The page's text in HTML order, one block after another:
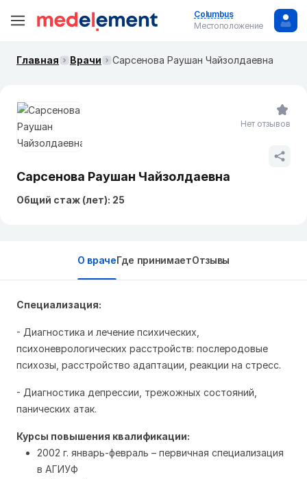
Columbus
Местоположение
Главная Врачи Сарсенова Раушан Чайзолдаевна
Сарсенова Раушан Чайзолдаевна
Общий стаж (лет): 25
Нет отзывов
О врачеГде принимаетОтзывы
Специализация:
- Диагностика и лечение психических,
психоневрологических расстройств: послеродовые
психозы, расстройство адаптации, реакции на стресс.
- Диагностика депрессии, трежожных состояний,
панических атак.
Курсы повышения квалификации:
2002 г. январь-февраль – первичная специализация
в АГИУФ